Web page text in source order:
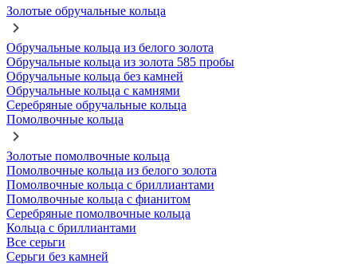
Золотые обручальные кольца
Обручальные кольца из белого золота
Обручальные кольца из золота 585 пробы
Обручальные кольца без камней
Обручальные кольца с камнями
Серебряные обручальные кольца
Помолвочные кольца
Золотые помолвочные кольца
Помолвочные кольца из белого золота
Помолвочные кольца с бриллиантами
Помолвочные кольца с фианитом
Серебряные помолвочные кольца
Кольца с бриллиантами
Все серьги
Серьги без камней